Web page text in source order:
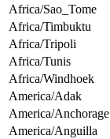
Africa/Sao_Tome
Africa/Timbuktu
Africa/Tripoli
Africa/Tunis
Africa/Windhoek
America/Adak
America/Anchorage
America/Anguilla